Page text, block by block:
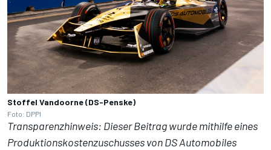
Stoffel Vandoorne (DS-Penske)
Foto: DPPI
Transparenzhinweis: Dieser Beitrag wurde mithilfe eines
Produktionskostenzuschusses von DS Automobiles